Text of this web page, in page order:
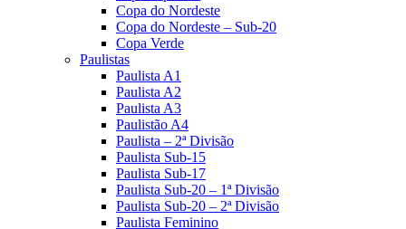
Copa do Nordeste
Copa do Nordeste – Sub-20
Copa Verde
Paulistas
Paulista A1
Paulista A2
Paulista A3
Paulistão A4
Paulista – 2ª Divisão
Paulista Sub-15
Paulista Sub-17
Paulista Sub-20 – 1ª Divisão
Paulista Sub-20 – 2ª Divisão
Paulista Feminino